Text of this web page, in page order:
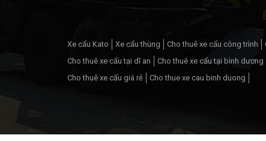
Xe cẩu Kato Xe cẩu thùng Cho thuê xe cẩu công trình
Cho thuê xe cẩu tại dĩ an
Cho thuê xe cẩu tại bình dương
Cho thuê xe cẩu giá rẻ
Cho thue xe cau binh duong